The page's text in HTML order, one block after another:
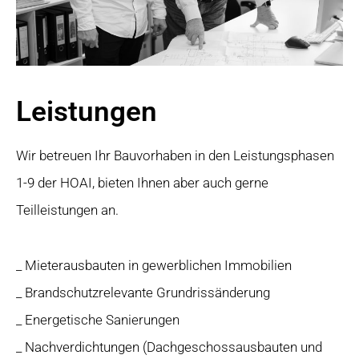
Leistungen
Wir betreuen Ihr Bauvorhaben in den Leistungsphasen
1-9 der HOAI, bieten Ihnen aber auch gerne
Teilleistungen an.
_ Mieterausbauten in gewerblichen Immobilien
_ Brandschutzrelevante Grundrissänderung
_ Energetische Sanierungen
_ Nachverdichtungen (Dachgeschossausbauten und